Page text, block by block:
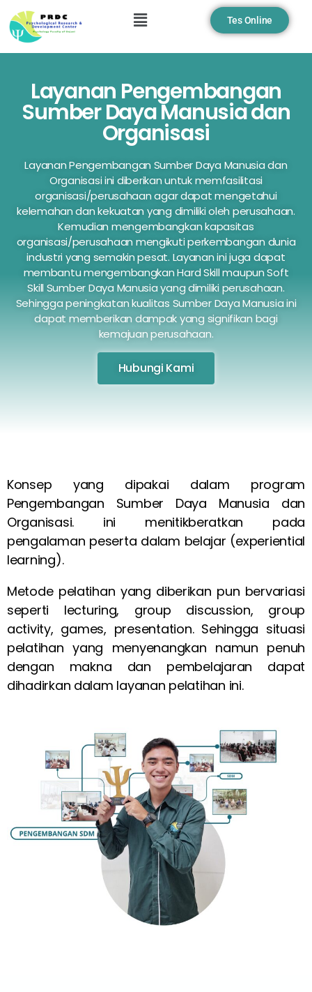
Tes Online
Layanan Pengembangan
Sumber Daya Manusia dan
Organisasi
Layanan Pengembangan Sumber Daya Manusia dan
Organisasi ini diberikan untuk memfasilitasi
organisasi/perusahaan agar dapat mengetahui
kelemahan dan kekuatan yang dimiliki oleh perusahaan.
Kemudian mengembangkan kapasitas
organisasi/perusahaan mengikuti perkembangan dunia
industri yang semakin pesat. Layanan ini juga dapat
membantu mengembangkan Hard Skill maupun Soft
Skill Sumber Daya Manusia yang dimiliki perusahaan.
Sehingga peningkatan kualitas Sumber Daya Manusia ini
dapat memberikan dampak yang signifikan bagi
kemajuan perusahaan.
Hubungi Kami
Konsep yang dipakai dalam program
Pengembangan Sumber Daya Manusia dan
Organisasi. ini menitikberatkan pada
pengalaman peserta dalam belajar (experiential
learning).
Metode pelatihan yang diberikan pun bervariasi
seperti lecturing, group discussion, group
activity, games, presentation. Sehingga situasi
pelatihan yang menyenangkan namun penuh
dengan makna dan pembelajaran dapat
dihadirkan dalam layanan pelatihan ini.